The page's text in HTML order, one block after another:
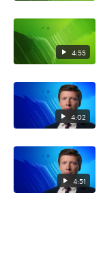
4:55
4:02
4:51